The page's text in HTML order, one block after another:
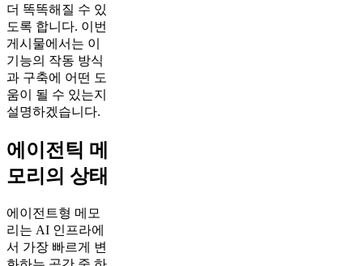
더 똑똑해질 수 있
도록 합니다. 이번
게시물에서는 이
기능의 작동 방식
과 구축에 어떤 도
움이 될 수 있는지
설명하겠습니다.
에이전틱 메
모리의 상태
에이전트형 메모
리는 AI 인프라에
서 가장 빠르게 변